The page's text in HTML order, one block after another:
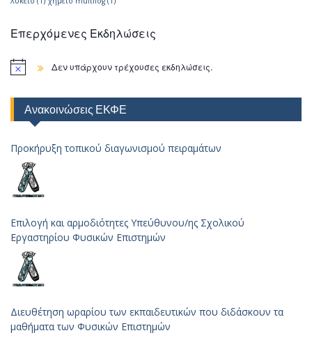
Επερχόμενες Εκδηλώσεις
Δεν υπάρχουν τρέχουσες εκδηλώσεις.
Ανακοινώσεις ΕΚΦΕ
Προκήρυξη τοπικού διαγωνισμού πειραμάτων
Επιλογή και αρμοδιότητες Υπεύθυνου/ης Σχολικού
Εργαστηρίου Φυσικών Επιστημών
Διευθέτηση ωραρίου των εκπαιδευτικών που διδάσκουν τα
μαθήματα των Φυσικών Επιστημών